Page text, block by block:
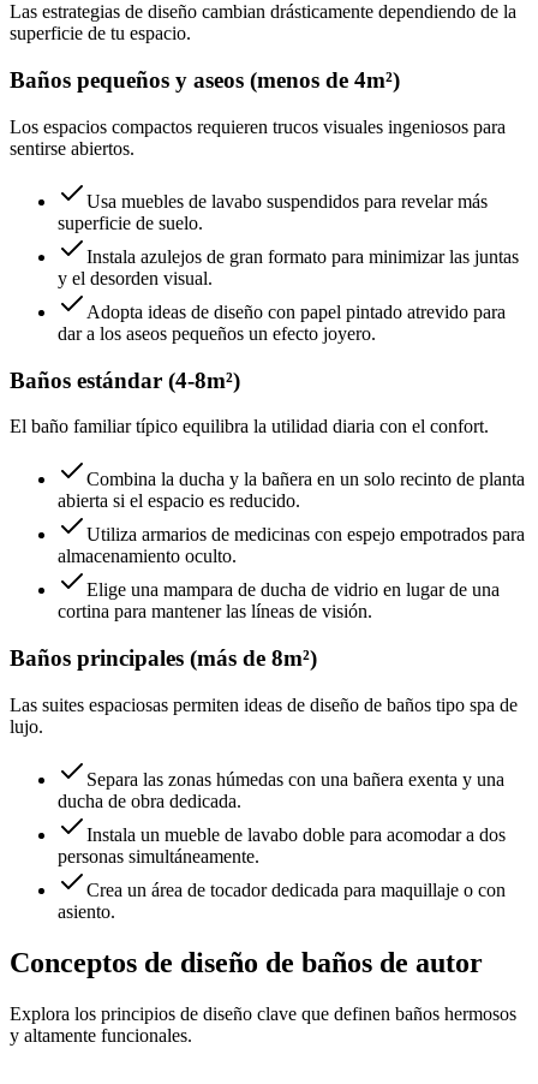
Las estrategias de diseño cambian drásticamente dependiendo de la
superficie de tu espacio.
Baños pequeños y aseos (menos de 4m²)
Los espacios compactos requieren trucos visuales ingeniosos para
sentirse abiertos.
Usa muebles de lavabo suspendidos para revelar más
superficie de suelo.
Instala azulejos de gran formato para minimizar las juntas
y el desorden visual.
Adopta ideas de diseño con papel pintado atrevido para
dar a los aseos pequeños un efecto joyero.
Baños estándar (4-8m²)
El baño familiar típico equilibra la utilidad diaria con el confort.
Combina la ducha y la bañera en un solo recinto de planta
abierta si el espacio es reducido.
Utiliza armarios de medicinas con espejo empotrados para
almacenamiento oculto.
Elige una mampara de ducha de vidrio en lugar de una
cortina para mantener las líneas de visión.
Baños principales (más de 8m²)
Las suites espaciosas permiten ideas de diseño de baños tipo spa de
lujo.
Separa las zonas húmedas con una bañera exenta y una
ducha de obra dedicada.
Instala un mueble de lavabo doble para acomodar a dos
personas simultáneamente.
Crea un área de tocador dedicada para maquillaje o con
asiento.
Conceptos de diseño de baños de autor
Explora los principios de diseño clave que definen baños hermosos
y altamente funcionales.